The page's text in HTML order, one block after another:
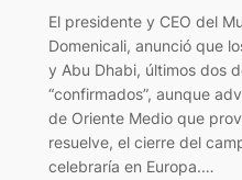
El presidente y CEO del
Domenicali, anunció que
y Abu Dhabi, últimos dos
“confirmados”, aunque
de Oriente Medio que
resuelve, el cierre del
celebraría en Europa.…